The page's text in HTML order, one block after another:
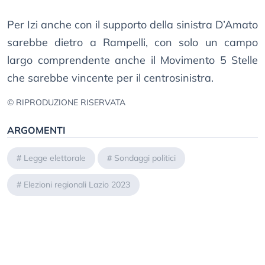
Per Izi anche con il supporto della sinistra D’Amato
sarebbe dietro a Rampelli, con solo un campo
largo comprendente anche il Movimento 5 Stelle
che sarebbe vincente per il centrosinistra.
© RIPRODUZIONE RISERVATA
ARGOMENTI
# Legge elettorale # Sondaggi politici
# Elezioni regionali Lazio 2023